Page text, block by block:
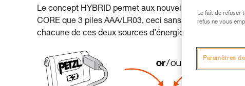
Le concept HYBRID permet aux nouvelles lampes
CORE que 3 piles AAA/LR03, ceci sans adaptateur.
chacune de ces deux sources d’énergie, selon l’usage.
Le fait de refuser
refus ne vous
Paramètres